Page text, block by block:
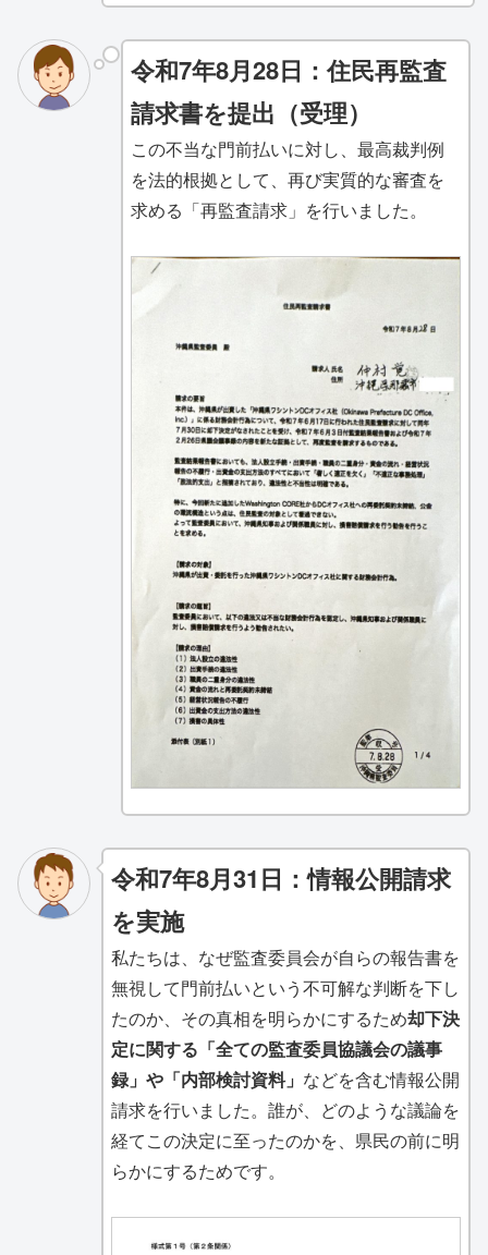
令和7年8月28日：住民再監査
請求書を提出（受理）
この不当な門前払いに対し、最高裁判例
を法的根拠として、再び実質的な審査を
求める「再監査請求」を行いました。
令和7年8月31日：情報公開請求
を実施
私たちは、なぜ監査委員会が自らの報告書を
無視して門前払いという不可解な判断を下し
たのか、その真相を明らかにするため却下決
定に関する「全ての監査委員協議会の議事
録」や「内部検討資料」 などを含む情報公開
請求を行いました。誰が、どのような議論を
経てこの決定に至ったのかを、県民の前に明
らかにするためです。